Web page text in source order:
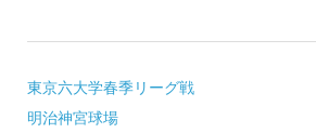
東京六大学春季リーグ戦
明治神宮球場